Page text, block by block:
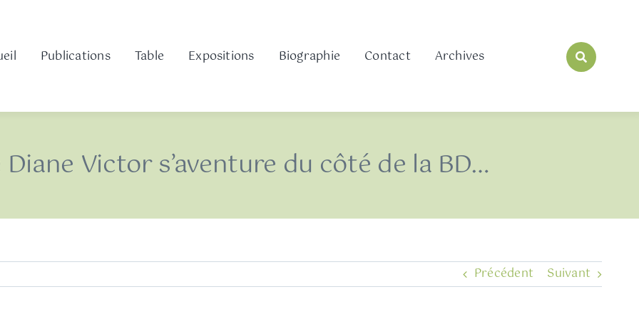
Publications Table Expositions Biographie Contact Archives
Victor s’aventure du côté de la BD…
Précédent Suivant